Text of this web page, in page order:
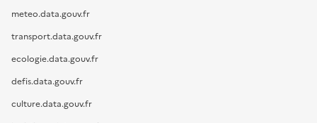
meteo.data.gouv.fr
transport.data.gouv.fr
ecologie.data.gouv.fr
defis.data.gouv.fr
culture.data.gouv.fr